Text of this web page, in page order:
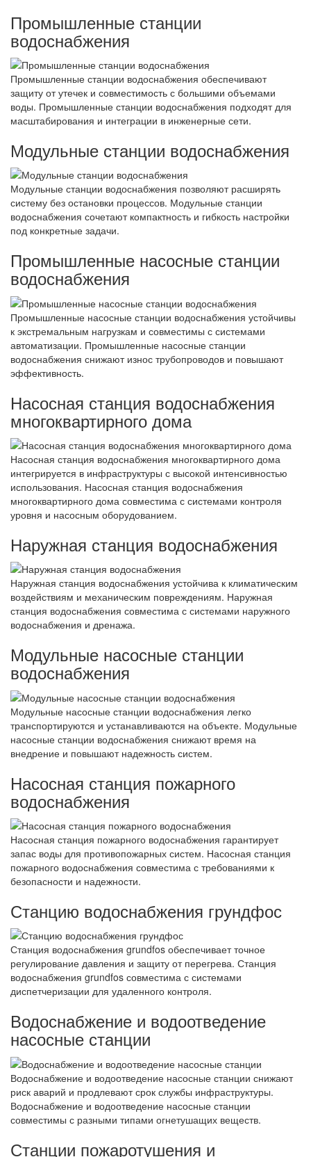
Промышленные станции
водоснабжения
Промышленные станции водоснабжения обеспечивают
защиту от утечек и совместимость с большими объемами
воды. Промышленные станции водоснабжения подходят для
масштабирования и интеграции в инженерные сети.
Модульные станции водоснабжения
Модульные станции водоснабжения позволяют расширять
систему без остановки процессов. Модульные станции
водоснабжения сочетают компактность и гибкость настройки
под конкретные задачи.
Промышленные насосные станции
водоснабжения
Промышленные насосные станции водоснабжения устойчивы
к экстремальным нагрузкам и совместимы с системами
автоматизации. Промышленные насосные станции
водоснабжения снижают износ трубопроводов и повышают
эффективность.
Насосная станция водоснабжения
многоквартирного дома
Насосная станция водоснабжения многоквартирного дома
интегрируется в инфраструктуры с высокой интенсивностью
использования. Насосная станция водоснабжения
многоквартирного дома совместима с системами контроля
уровня и насосным оборудованием.
Наружная станция водоснабжения
Наружная станция водоснабжения устойчива к климатическим
воздействиям и механическим повреждениям. Наружная
станция водоснабжения совместима с системами наружного
водоснабжения и дренажа.
Модульные насосные станции
водоснабжения
Модульные насосные станции водоснабжения легко
транспортируются и устанавливаются на объекте. Модульные
насосные станции водоснабжения снижают время на
внедрение и повышают надежность систем.
Насосная станция пожарного
водоснабжения
Насосная станция пожарного водоснабжения гарантирует
запас воды для противопожарных систем. Насосная станция
пожарного водоснабжения совместима с требованиями к
безопасности и надежности.
Станцию водоснабжения грундфос
Станция водоснабжения grundfos обеспечивает точное
регулирование давления и защиту от перегрева. Станция
водоснабжения grundfos совместима с системами
диспетчеризации для удаленного контроля.
Водоснабжение и водоотведение
насосные станции
Водоснабжение и водоотведение насосные станции снижают
риск аварий и продлевают срок службы инфраструктуры.
Водоснабжение и водоотведение насосные станции
совместимы с разными типами огнетушащих веществ.
Станции пожаротушения и